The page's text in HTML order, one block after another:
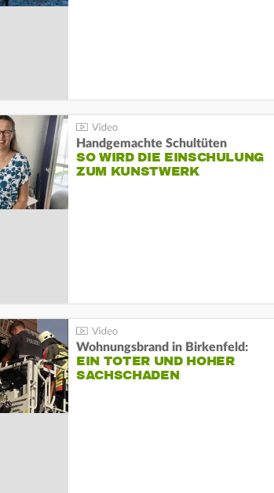
Handgemachte Schultüten
SO WIRD DIE EINSCHULUNG
ZUM KUNSTWERK
Wohnungsbrand in Birkenfeld:
EIN TOTER UND HOHER
SACHSCHADEN